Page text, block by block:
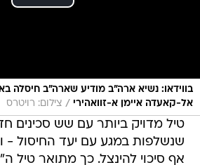
בווידאו: נשיא ארה"ב מודיע שארה"ב חיסלה
אל-קאעדה איימן א-זוואהירי / צילום: רויטרס
טיל מדויק ביותר עם שש סכינים
שנשלפות במגע עם יעד החיסול -